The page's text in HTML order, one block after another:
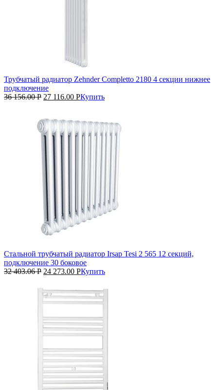
Трубчатый радиатор Zehnder Completto 2180 4 секции нижнее
подключение
36 156.00Р 27 116.00 РКупить
Стальной трубчатый радиатор Irsap Tesi 2 565 12 секций,
подключение 30 боковое
32 403.06Р 24 273.00 РКупить